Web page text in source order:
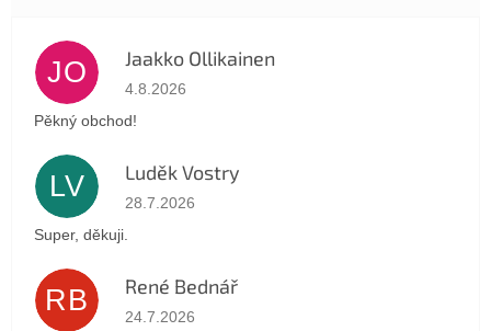
JO Jaakko Ollikainen
Hodnocení obchodu je 5 z 5 hvězdiček.
4.8.2026
Pěkný obchod!
LV Luděk Vostry
Hodnocení obchodu je 5 z 5 hvězdiček.
28.7.2026
Super, děkuji.
RB René Bednář
Hodnocení obchodu je 5 z 5 hvězdiček.
24.7.2026